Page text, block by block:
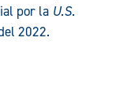
por la U.S.
2022.